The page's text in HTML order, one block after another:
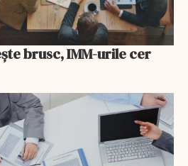
brusc, IMM-urile cer